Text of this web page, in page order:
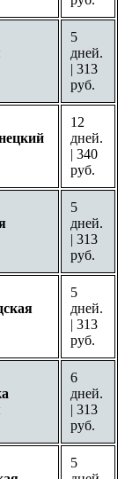
5
дней.
| 313
руб.
12
дней.
| 340
руб.
5
дней.
| 313
руб.
5
дней.
| 313
руб.
6
дней.
| 313
руб.
5